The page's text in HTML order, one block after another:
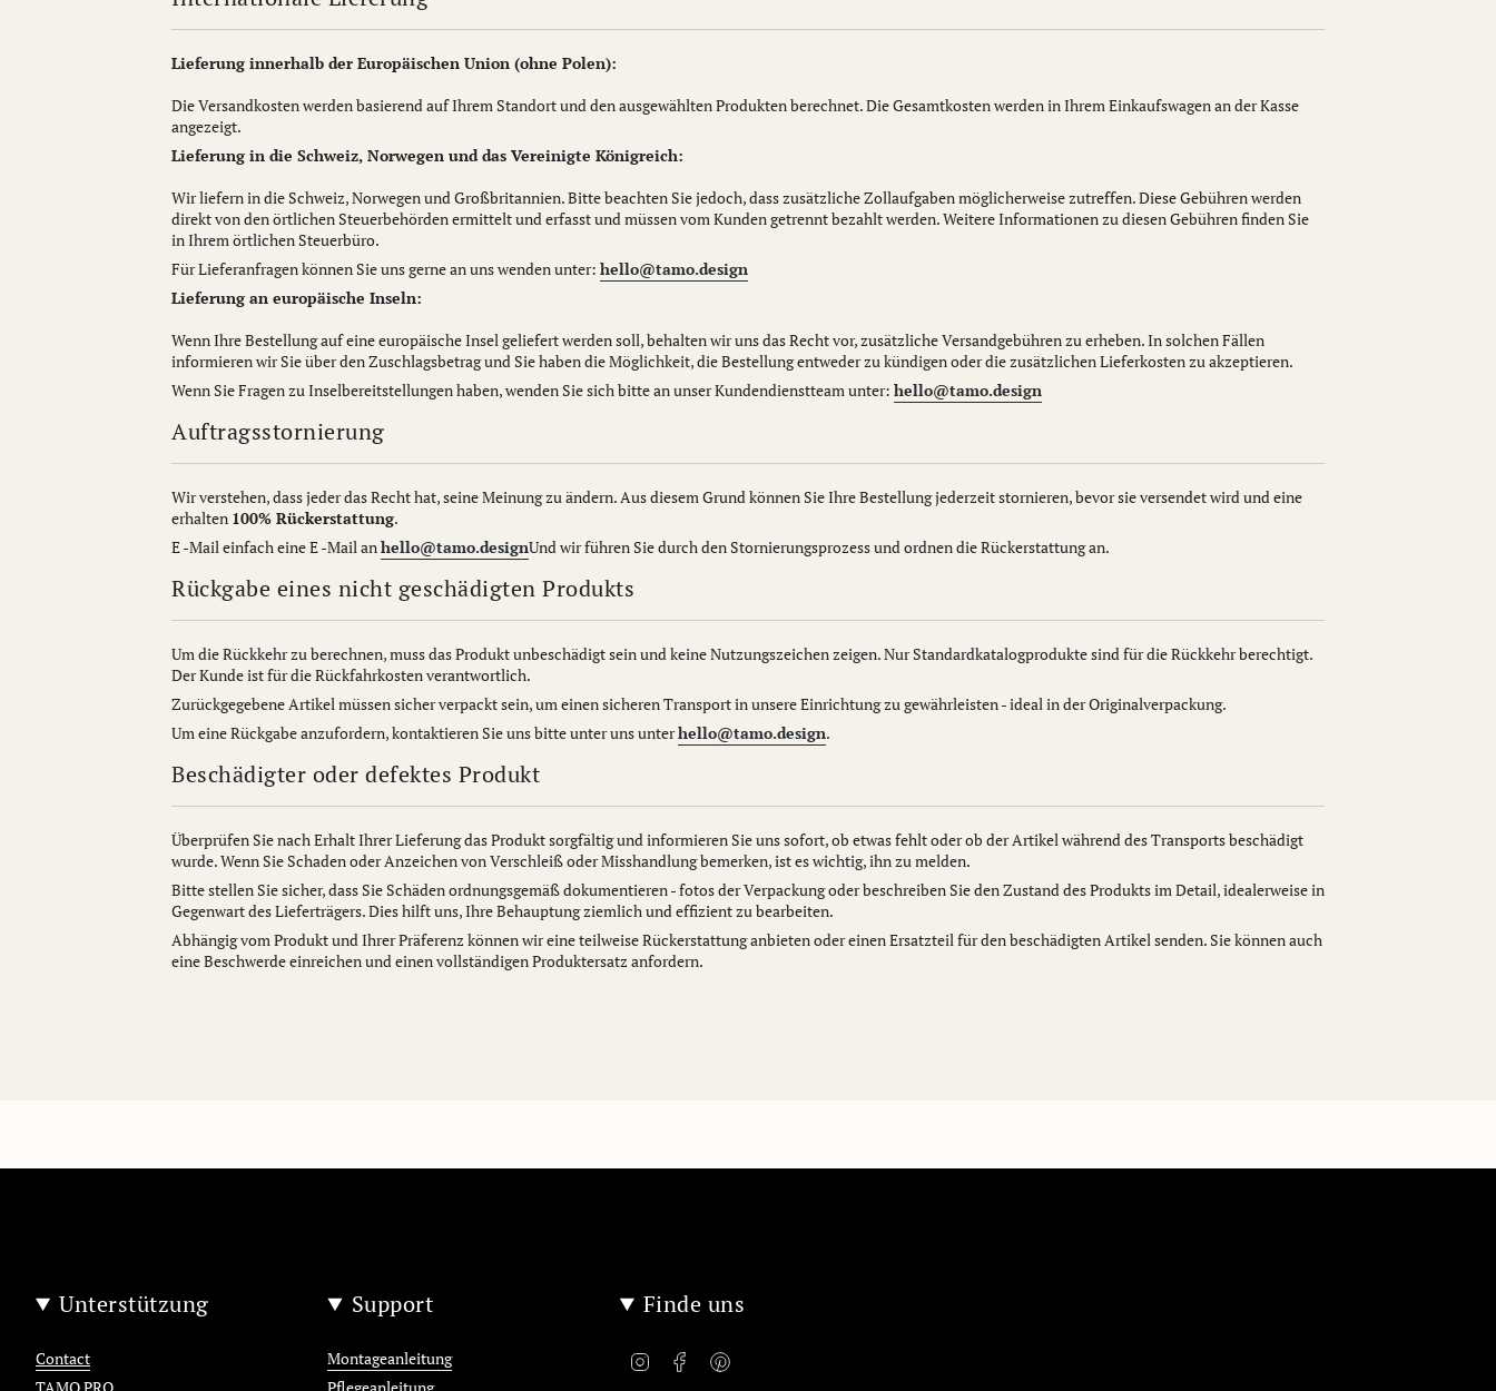
Lieferung innerhalb der Europäischen Union (ohne Polen):
Die Versandkosten werden basierend auf Ihrem Standort und den ausgewählten Produkten berechnet. Die Gesamtkosten werden in Ihrem Einkaufswagen an der Kasse
angezeigt.
Lieferung in die Schweiz, Norwegen und das Vereinigte Königreich:
Wir liefern in die Schweiz, Norwegen und Großbritannien. Bitte beachten Sie jedoch, dass zusätzliche Zollaufgaben möglicherweise zutreffen. Diese Gebühren werden
direkt von den örtlichen Steuerbehörden ermittelt und erfasst und müssen vom Kunden getrennt bezahlt werden. Weitere Informationen zu diesen Gebühren finden Sie
in Ihrem örtlichen Steuerbüro.
Für Lieferanfragen können Sie uns gerne an uns wenden unter: hello@tamo.design
Lieferung an europäische Inseln:
Wenn Ihre Bestellung auf eine europäische Insel geliefert werden soll, behalten wir uns das Recht vor, zusätzliche Versandgebühren zu erheben. In solchen Fällen
informieren wir Sie über den Zuschlagsbetrag und Sie haben die Möglichkeit, die Bestellung entweder zu kündigen oder die zusätzlichen Lieferkosten zu akzeptieren.
Wenn Sie Fragen zu Inselbereitstellungen haben, wenden Sie sich bitte an unser Kundendienstteam unter: hello@tamo.design
Auftragsstornierung
Wir verstehen, dass jeder das Recht hat, seine Meinung zu ändern. Aus diesem Grund können Sie Ihre Bestellung jederzeit stornieren, bevor sie versendet wird und eine
erhalten 100% Rückerstattung.
E -Mail einfach eine E -Mail anhello@tamo.designUnd wir führen Sie durch den Stornierungsprozess und ordnen die Rückerstattung an.
Rückgabe eines nicht geschädigten Produkts
Um die Rückkehr zu berechnen, muss das Produkt unbeschädigt sein und keine Nutzungszeichen zeigen. Nur Standardkatalogprodukte sind für die Rückkehr berechtigt.
Der Kunde ist für die Rückfahrkosten verantwortlich.
Zurückgegebene Artikel müssen sicher verpackt sein, um einen sicheren Transport in unsere Einrichtung zu gewährleisten - ideal in der Originalverpackung.
Um eine Rückgabe anzufordern, kontaktieren Sie uns bitte unter uns unterhello@tamo.design.
Beschädigter oder defektes Produkt
Überprüfen Sie nach Erhalt Ihrer Lieferung das Produkt sorgfältig und informieren Sie uns sofort, ob etwas fehlt oder ob der Artikel während des Transports beschädigt
wurde. Wenn Sie Schaden oder Anzeichen von Verschleiß oder Misshandlung bemerken, ist es wichtig, ihn zu melden.
Bitte stellen Sie sicher, dass Sie Schäden ordnungsgemäß dokumentieren - fotos der Verpackung oder beschreiben Sie den Zustand des Produkts im Detail, idealerweise in
Gegenwart des Lieferträgers. Dies hilft uns, Ihre Behauptung ziemlich und effizient zu bearbeiten.
Abhängig vom Produkt und Ihrer Präferenz können wir eine teilweise Rückerstattung anbieten oder einen Ersatzteil für den beschädigten Artikel senden. Sie können auch
eine Beschwerde einreichen und einen vollständigen Produktersatz anfordern.
Unterstützung
Contact
Support
Montageanleitung
Finde uns
InstagramFacebookPinterest